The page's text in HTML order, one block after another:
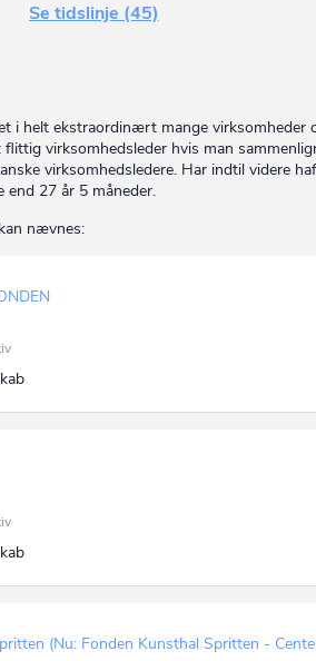
Se tidslinje (45)
i helt ekstraordinært mange virksomheder
virksomhedsleder hvis man
virksomhedsledere. Har indtil videre
end 27 år 5 måneder.
nævnes:
(Nu: Fonden Kunsthal Spritten -